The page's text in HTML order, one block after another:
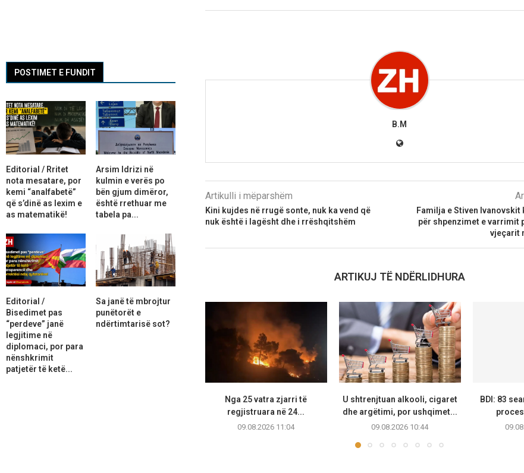
B.M
Artikulli i mëparshëm
Kini kujdes në rrugë sonte, nuk ka vend që
nuk është i lagësht dhe i rrëshqitshëm
Familja e Stiven
për shpenzimet e varrimit
vjeçarit
ARTIKUJ TË NDËRLIDHURA
Nga 25 vatra zjarri të
regjistruara në 24...
09.08.2026 11:04
U shtrenjtuan alkooli, cigaret
dhe argëtimi, por ushqimet...
09.08.2026 10:44
BDI: 83
POSTIMET E FUNDIT
Editorial / Rritet
nota mesatare, por
kemi “analfabetë”
që s’dinë as lexim e
as matematikë!
Arsim Idrizi në
kulmin e verës po
bën gjum dimëror,
është rrethuar me
tabela pa...
Editorial /
Bisedimet pas
“perdeve” janë
legjitime në
diplomaci, por para
nënshkrimit
patjetër të ketë...
Sa janë të mbrojtur
punëtorët e
ndërtimtarisë sot?